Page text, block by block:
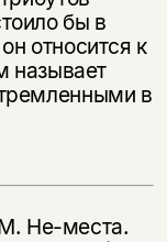
бы в
относится к
называет
в
Не-места.